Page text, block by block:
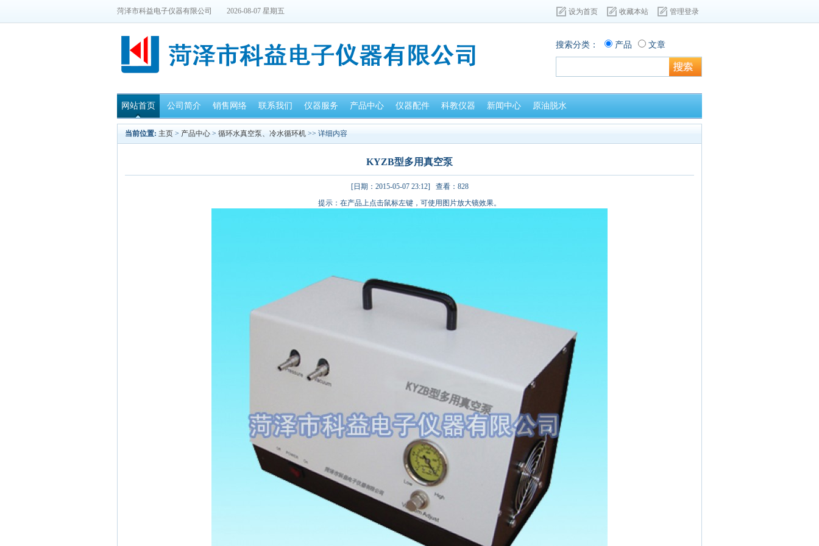
菏泽市科益电子仪器有限公司 2026-08-07 星期五 设为首页 收藏本站 管理登录
搜索分类： 产品 文章
网站首页 公司简介 销售网络 联系我们 仪器服务 产品中心 仪器配件 科教仪器 新闻中心 原油脱水
当前位置: 主页 > 产品中心 > 循环水真空泵、冷水循环机 >> 详细内容
KYZB型多用真空泵
[日期：2015-05-07 23:12] 查看： 828
提示：在产品上点击鼠标左键，可使用图片放大镜效果。